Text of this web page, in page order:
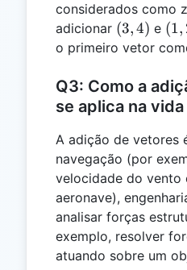
considerados como
adicionar (3,
4)
(3,4) e (1,
2,
(1,
o primeiro vetor
Q3: Como a
se aplica na vida
A adição de vetores
navegação (por
velocidade do vento
aeronave),
analisar forças
exemplo, resolver
atuando sobre um